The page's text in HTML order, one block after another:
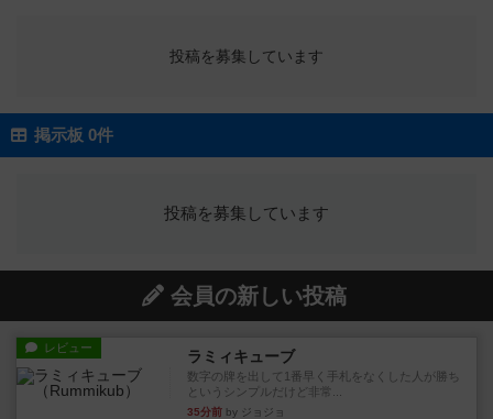
投稿を募集しています
掲示板 0件
投稿を募集しています
会員の新しい投稿
レビュー ラミィキューブ
数字の牌を出して1番早く手札をなくした人が勝ち
というシンプルだけど非常...
35分前 by ジョジョ